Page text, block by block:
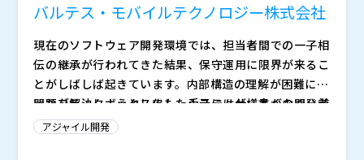
バルテス・モバイルテクノロジー株式会社
現在のソフトウェア開発環境では、担当者間での一子相
伝の継承が行われてきた結果、保守運用に限界が来るこ
とがしばしば起きています。内部構造の理解が困難にな
ったブラックボックス化したシステムが、多くの開発者
を悩ませている状況にあります。
問題を解決しようとしても、手元には仕様書がなく、前
任者は退職等の要因により不在、ドキュメントの整備に
アジャイル開発